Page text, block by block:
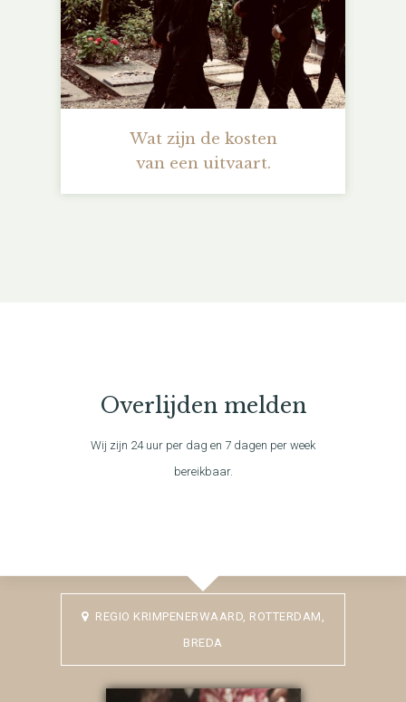
Wat zijn de kosten
van een uitvaart.
Overlijden melden
Wij zijn 24 uur per dag en 7 dagen per week
bereikbaar.
REGIO KRIMPENERWAARD, ROTTERDAM,
BREDA